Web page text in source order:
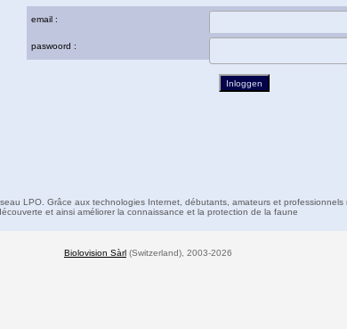
email :
paswoord :
LPO. Grâce aux technologies Internet, débutants, amateurs et professionnels
et ainsi améliorer la connaissance et la protection de la faune
Biolovision Sàrl (Switzerland), 2003-2026